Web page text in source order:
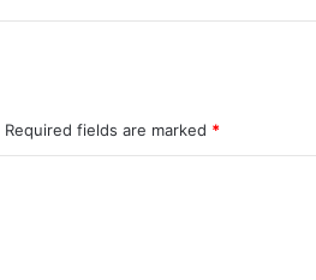
Required fields are marked *